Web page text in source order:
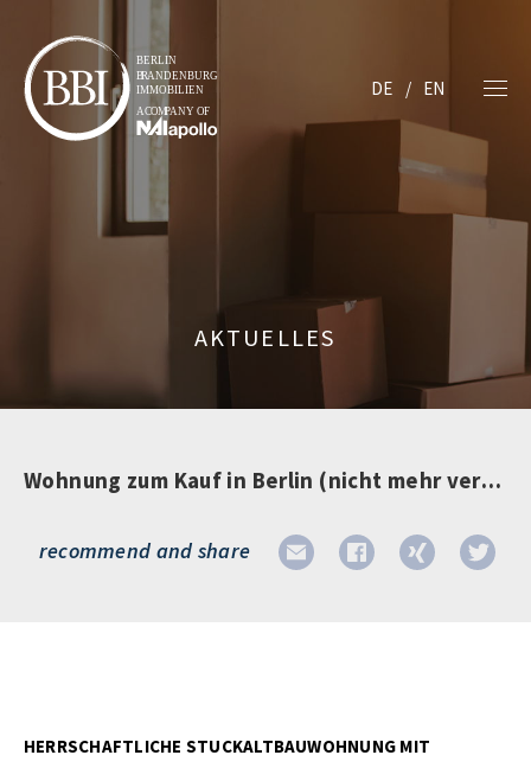
DE EN
AKTUELLES
Wohnung zum Kauf in Berlin (nicht mehr verfügbar)
recommend and share
HERRSCHAFTLICHE STUCKALTBAUWOHNUNG MIT